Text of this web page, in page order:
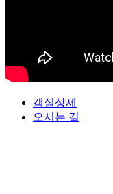
객실상세
오시는 길